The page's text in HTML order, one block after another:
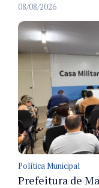
08/08/2026
Política Municipal